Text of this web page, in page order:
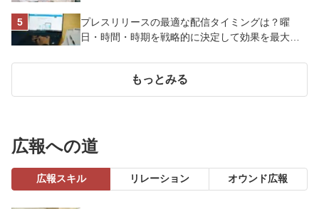
プレスリリースの最適な配信タイミングは？曜
日・時間・時期を戦略的に決定して効果を最大化
もっとみる
広報への道
広報スキル リレーション オウンド広報